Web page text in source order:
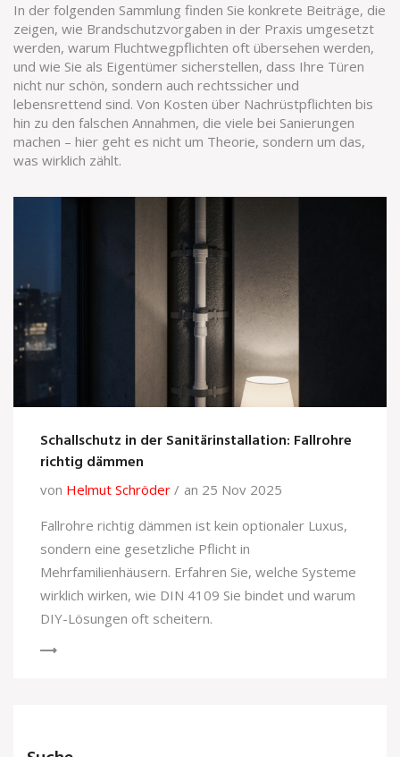
In der folgenden Sammlung finden Sie konkrete Beiträge, die
zeigen, wie Brandschutzvorgaben in der Praxis umgesetzt
werden, warum Fluchtwegpflichten oft übersehen werden,
und wie Sie als Eigentümer sicherstellen, dass Ihre Türen
nicht nur schön, sondern auch rechtssicher und
lebensrettend sind. Von Kosten über Nachrüstpflichten bis
hin zu den falschen Annahmen, die viele bei Sanierungen
machen – hier geht es nicht um Theorie, sondern um das,
was wirklich zählt.
Schallschutz in der Sanitärinstallation: Fallrohre
richtig dämmen
von Helmut Schröder
an 25 Nov 2025
Fallrohre richtig dämmen ist kein optionaler Luxus,
sondern eine gesetzliche Pflicht in
Mehrfamilienhäusern. Erfahren Sie, welche Systeme
wirklich wirken, wie DIN 4109 Sie bindet und warum
DIY-Lösungen oft scheitern.